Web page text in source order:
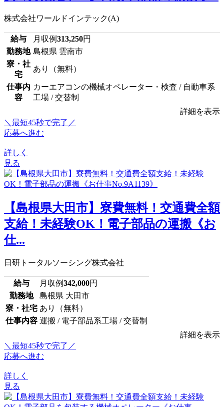
株式会社ワールドインテック(A)
給与 月収例313,250円
勤務地 島根県 雲南市
寮・社
宅
あり（無料）
仕事内
容
カーエアコンの機械オペレーター・検査 / 自動車系
工場 / 交替制
詳細を表示
＼最短45秒で完了／
応募へ進む
詳しく
見る
【島根県大田市】寮費無料！交通費全額
支給！未経験OK！電子部品の運搬《お
仕...
日研トータルソーシング株式会社
給与 月収例342,000円
勤務地
島根県 大田市
寮・社宅 あり（無料）
仕事内容 運搬 / 電子部品系工場 / 交替制
詳細を表示
＼最短45秒で完了／
応募へ進む
詳しく
見る